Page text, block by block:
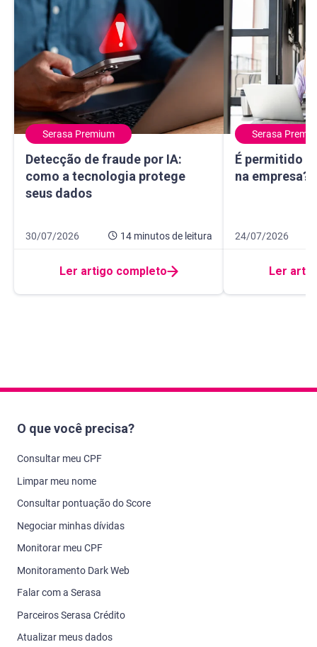
Serasa Premium
Detecção de fraude por IA:
como a tecnologia protege
seus dados
Detecção de fraude por IA: como a tecnologia protege
Data de publicação 30 de julho de 2026
30/07/2026 14 minutosde leitura
14 minutos de leitura
Ler artigo completo
Serasa
É permitido
na empresa?
É permitido
Data de
24/07/2026
9 minutos de
Ler
O que você precisa?
Consultar meu CPF
Limpar meu nome
Consultar pontuação do Score
Negociar minhas dívidas
Monitorar meu CPF
Monitoramento Dark Web
Falar com a Serasa
Parceiros Serasa Crédito
Atualizar meus dados